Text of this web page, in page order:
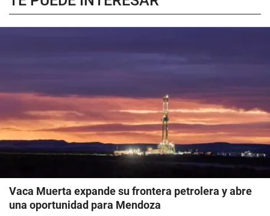
Vaca Muerta expande su frontera petrolera y abre
una oportunidad para Mendoza